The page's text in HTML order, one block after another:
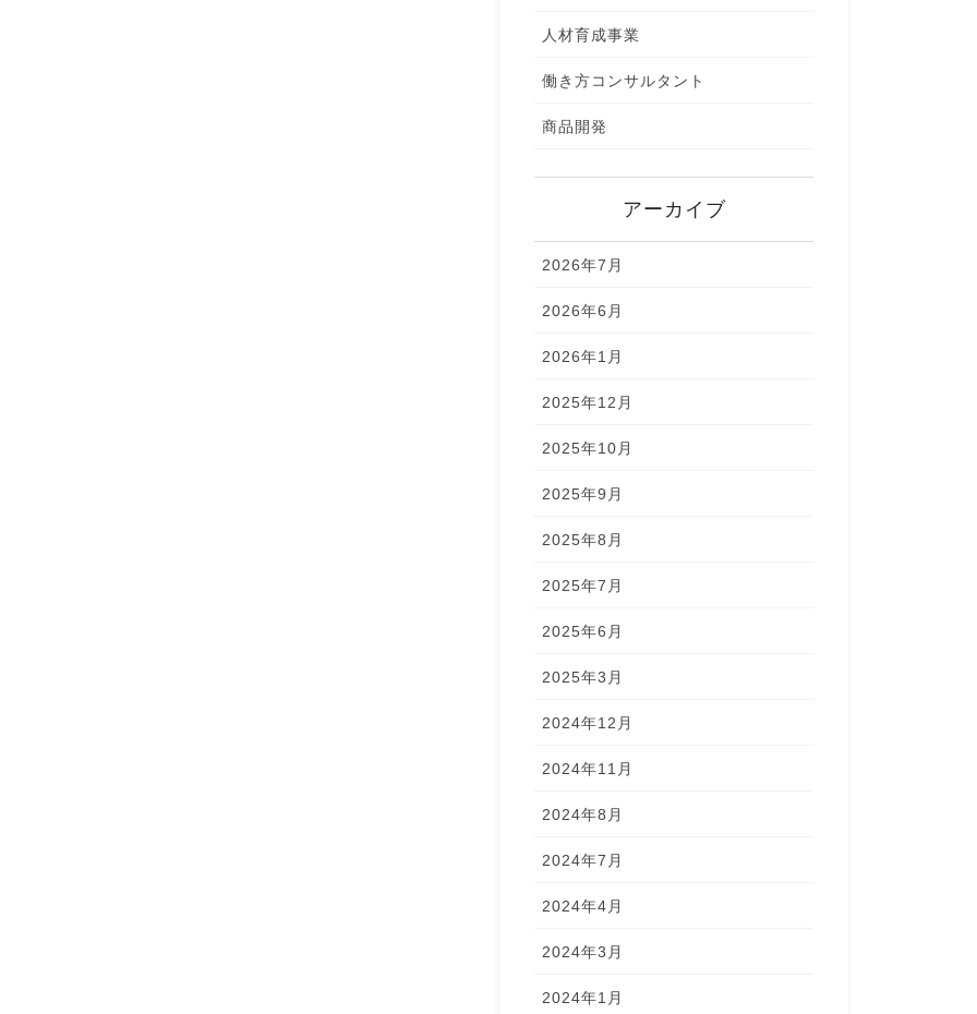
人材育成事業
働き方コンサルタント
商品開発
アーカイブ
2026年7月
2026年6月
2026年1月
2025年12月
2025年10月
2025年9月
2025年8月
2025年7月
2025年6月
2025年3月
2024年12月
2024年11月
2024年8月
2024年7月
2024年4月
2024年3月
2024年1月